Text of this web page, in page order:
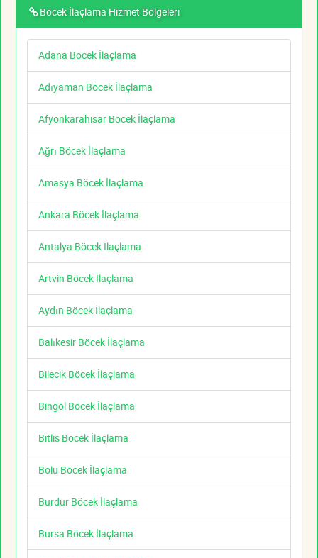
Böcek İlaçlama Hizmet Bölgeleri
Adana Böcek İlaçlama
Adıyaman Böcek İlaçlama
Afyonkarahisar Böcek İlaçlama
Ağrı Böcek İlaçlama
Amasya Böcek İlaçlama
Ankara Böcek İlaçlama
Antalya Böcek İlaçlama
Artvin Böcek İlaçlama
Aydın Böcek İlaçlama
Balıkesir Böcek İlaçlama
Bilecik Böcek İlaçlama
Bingöl Böcek İlaçlama
Bitlis Böcek İlaçlama
Bolu Böcek İlaçlama
Burdur Böcek İlaçlama
Bursa Böcek İlaçlama